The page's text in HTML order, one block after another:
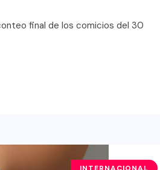
final de los comicios del 30